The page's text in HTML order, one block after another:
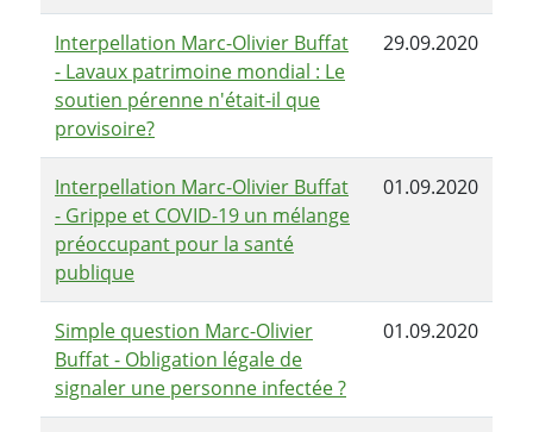
Interpellation Marc-Olivier Buffat
- Lavaux patrimoine mondial : Le
soutien pérenne n'était-il que
provisoire?
29.09.2020
Interpellation Marc-Olivier Buffat
- Grippe et COVID-19 un mélange
préoccupant pour la santé
publique
01.09.2020
Simple question Marc-Olivier
Buffat - Obligation légale de
signaler une personne infectée ?
01.09.2020